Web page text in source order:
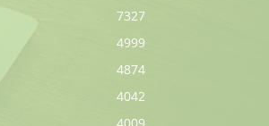
7327
4999
4874
4042